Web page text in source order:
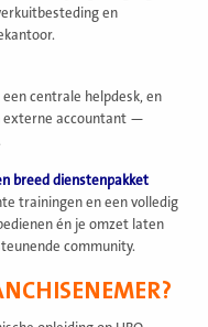
en
centrale helpdesk, en
externe accountant —
breed dienstenpakket
trainingen en een volledig
én je omzet laten
community.